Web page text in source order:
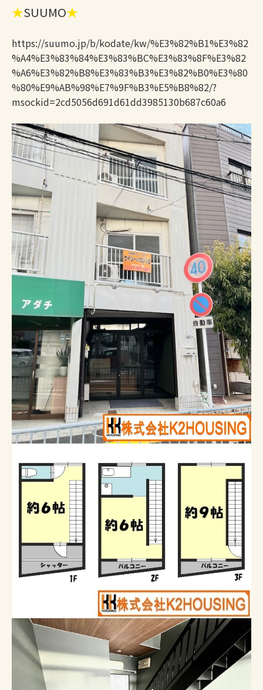
★SUUMO★
https://suumo.jp/b/kodate/kw/%E3%82%B1%E3%82
%A4%E3%83%84%E3%83%BC%E3%83%8F%E3%82
%A6%E3%82%B8%E3%83%B3%E3%82%B0%E3%80
%80%E9%AB%98%E7%9F%B3%E5%B8%82/?
msockid=2cd5056d691d61dd3985130b687c60a6